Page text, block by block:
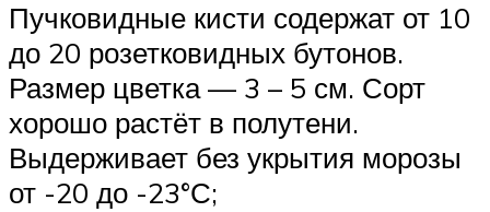
Пучковидные кисти содержат от 10
до 20 розетковидных бутонов.
Размер цветка — 3 – 5 см. Сорт
хорошо растёт в полутени.
Выдерживает без укрытия морозы
от -20 до -23°С;